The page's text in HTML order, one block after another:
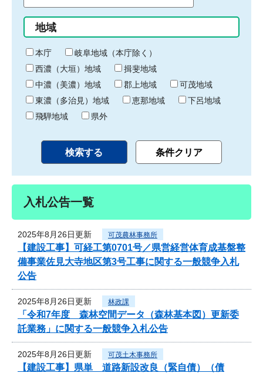
始
り
間
終
わ
り
地域
本庁
岐阜地域（本庁除く）
西濃（大垣）地域
揖斐地域
中濃（美濃）地域
郡上地域
可茂地域
東濃（多治見）地域
恵那地域
下呂地域
飛騨地域
県外
入札公告一覧
2025年8月26日更新 可茂農林事務所
【建設工事】可経工第0701号／県営経営体育成基盤整
備事業佐見大寺地区第3号工事に関する一般競争入札
公告
2025年8月26日更新 林政課
「令和7年度 森林空間データ（森林基本図）更新委
託業務」に関する一般競争入札公告
2025年8月26日更新 可茂土木事務所
【建設工事】県単 道路新設改良（緊自債）（債